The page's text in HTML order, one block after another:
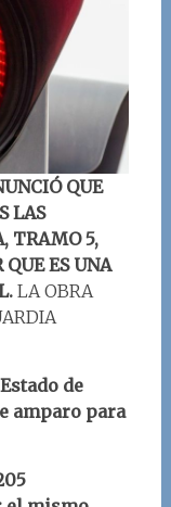
QUE
LAS
TRAMO 5,
QUE ES UNA
LA OBRA
de
amparo para